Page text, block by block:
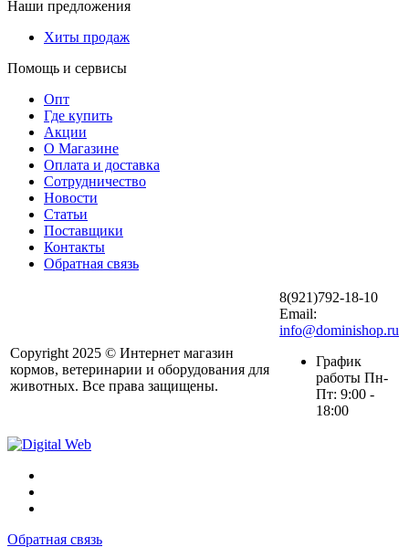
Наши предложения
Хиты продаж
Помощь и сервисы
Опт
Где купить
Акции
О Магазине
Оплата и доставка
Сотрудничество
Новости
Статьи
Поставщики
Контакты
Обратная связь
Copyright 2025 © Интернет магазин
кормов, ветеринарии и оборудования для
животных. Все права защищены.
8(921)792-18-10
Email:
info@dominishop.ru
График
работы Пн-
Пт: 9:00 -
18:00
Обратная связь